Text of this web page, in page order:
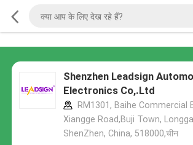
Shenzhen Leadsign
Electronics Co,.Ltd
RM1301, Baihe Commercial
Xiangge Road,Buji Town,
ShenZhen, China, 518000,चीन